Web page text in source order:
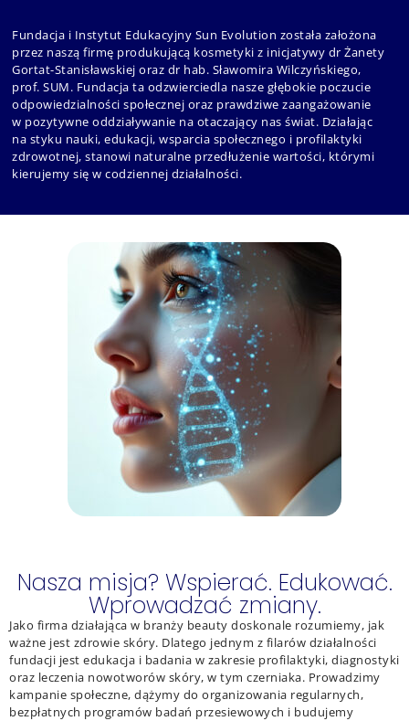
Fundacja i Instytut Edukacyjny Sun Evolution została założona
przez naszą firmę produkującą kosmetyki z inicjatywy dr Żanety
Gortat-Stanisławskiej oraz dr hab. Sławomira Wilczyńskiego,
prof. SUM. Fundacja ta odzwierciedla nasze głębokie poczucie
odpowiedzialności społecznej oraz prawdziwe zaangażowanie
w pozytywne oddziaływanie na otaczający nas świat. Działając
na styku nauki, edukacji, wsparcia społecznego i profilaktyki
zdrowotnej, stanowi naturalne przedłużenie wartości, którymi
kierujemy się w codziennej działalności.
Nasza misja? Wspierać. Edukować.
Wprowadzać zmiany.
Jako firma działająca w branży beauty doskonale rozumiemy, jak
ważne jest zdrowie skóry. Dlatego jednym z filarów działalności
fundacji jest edukacja i badania w zakresie profilaktyki, diagnostyki
oraz leczenia nowotworów skóry, w tym czerniaka. Prowadzimy
kampanie społeczne, dążymy do organizowania regularnych,
bezpłatnych programów badań przesiewowych i budujemy